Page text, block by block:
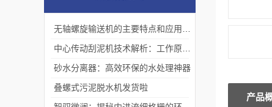
产品
砂水分离器：高效环保的水处理神器
叠螺式污泥脱水机发货啦